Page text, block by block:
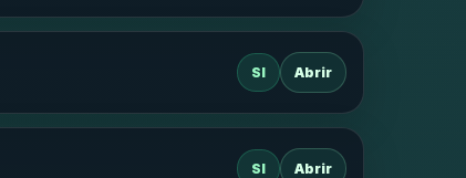
SI Abrir
SI Abrir